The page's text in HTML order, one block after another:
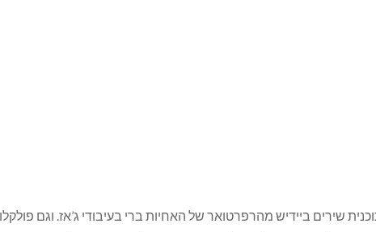
שירים ביידיש מהרפרטואר של האחיות ברי בעיבודי ג’אז. וגם